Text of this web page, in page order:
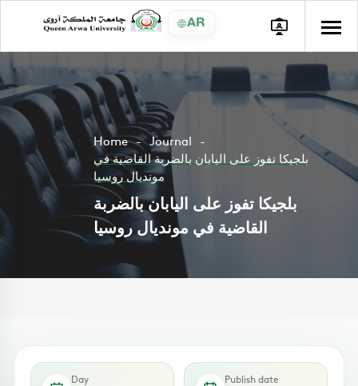
AR
Home
Journal
بلجيكا تفوز على اليابان بالضربة القاضية في
مونديال روسيا
بلجيكا تفوز على اليابان بالضربة
القاضية في مونديال روسيا
Day Publish date